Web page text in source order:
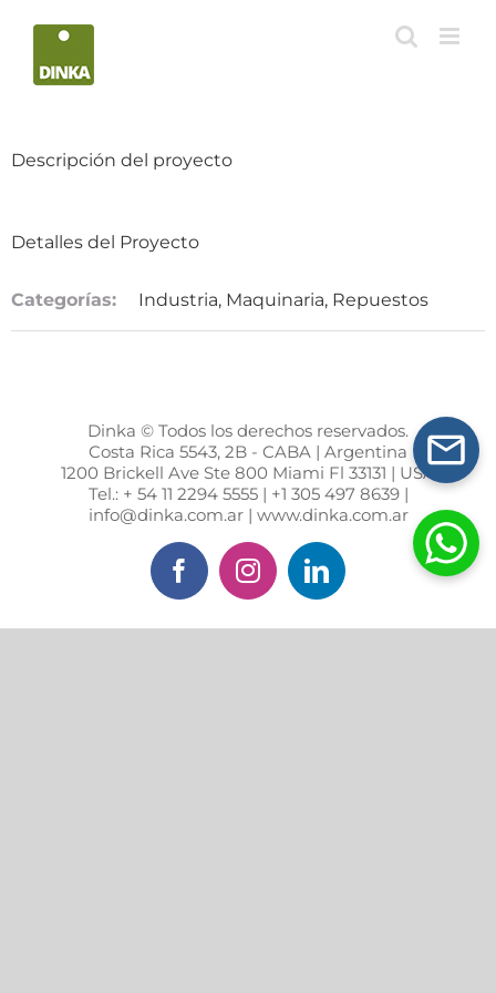
Descripción del proyecto
Detalles del Proyecto
Categorías: Industria, Maquinaria, Repuestos
Dinka © Todos los derechos reservados.
Costa Rica 5543, 2B - CABA | Argentina
1200 Brickell Ave Ste 800 Miami Fl 33131 | USA
Tel.: + 54 11 2294 5555 | +1 305 497 8639 |
info@dinka.com.ar | www.dinka.com.ar
FacebookInstagramLinkedIn